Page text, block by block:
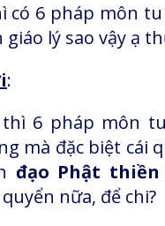
có 6 pháp môn tu
lý sao vậy ạ
:
6 pháp môn
mà đặc biệt cái
đạo Phật
nữa, để chi?